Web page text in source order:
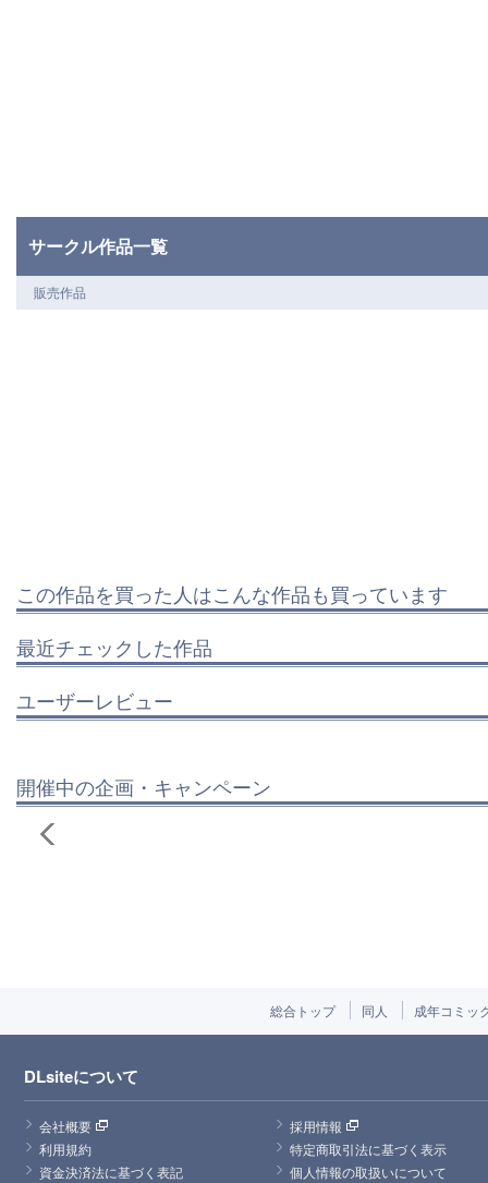
サークル作品一覧
販売作品
この作品を買った人はこんな作品も買っています
最近チェックした作品
ユーザーレビュー
開催中の企画・キャンペーン
総合トップ 同人 成年コミッ
DLsiteについて
会社概要
採用情報
利用規約
特定商取引法に基づく表示
資金決済法に基づく表記
個人情報の取扱いについて